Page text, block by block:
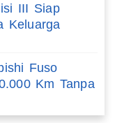
III Siap
Keluarga
Fuso
Km Tanpa